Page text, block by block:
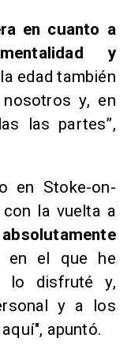
en cuanto a
y
edad también
y, en
las partes”,
en Stoke-on-
la vuelta a
en el que he
lo disfruté y,
y a los
apuntó.